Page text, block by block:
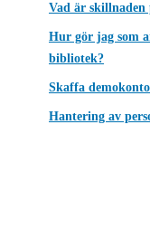
Vad är skillnaden
Hur gör jag som
bibliotek?
Skaffa demokonto
Hantering av